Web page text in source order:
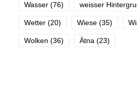
Wasser (76) weisser
Wetter (20) Wiese (35)
Wolken (36) Ätna (23)